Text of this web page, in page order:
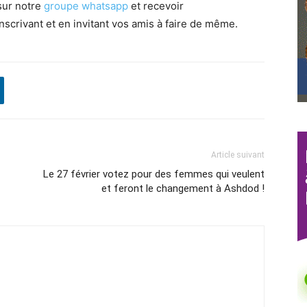
notre groupe whatsapp et recevoir
et en invitant vos amis à faire de même.
Article suivant
Le 27 février votez pour des femmes qui veulent
et feront le changement à Ashdod !